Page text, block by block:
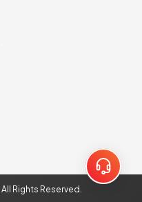
All Rights Reserved.